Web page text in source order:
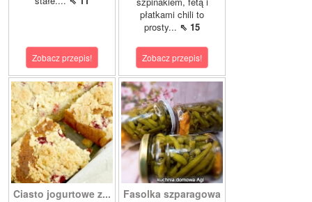
Zobacz przepis!
płatkami chili to
prosty... ⇖ 15
Zobacz przepis!
Ciasto jogurtowe z...
Fasolka szparagowa